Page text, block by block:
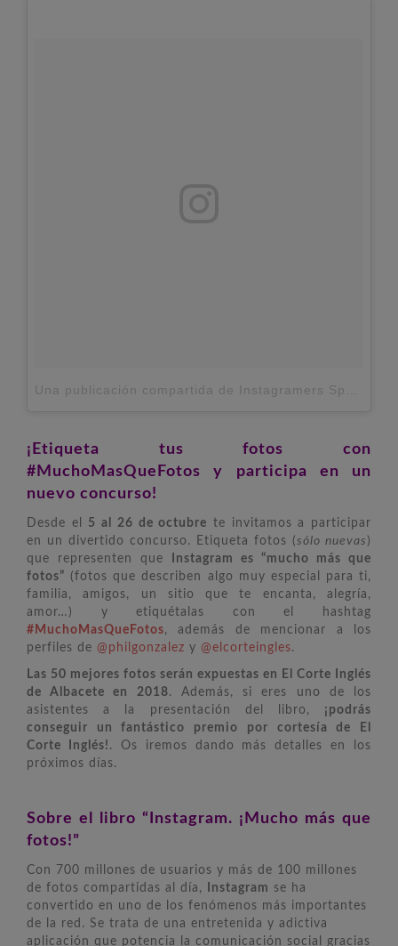
¡Etiqueta tus fotos con
#MuchoMasQueFotos y participa en un
nuevo concurso!
Desde el 5 al 26 de octubre te invitamos a participar
en un divertido concurso. Etiqueta fotos (sólo nuevas )
que representen que
Instagram es “mucho más que
fotos” (fotos que describen algo muy especial para ti,
familia, amigos, un sitio que te encanta, alegría,
amor…) y etiquétalas con el hashtag
#MuchoMasQueFotos, además de mencionar a los
perfiles de @philgonzalez y @elcorteingles.
Las 50 mejores fotos serán expuestas en El Corte Inglés
de Albacete en 2018. Además, si eres uno de los
asistentes a la presentación del libro, ¡podrás
conseguir un fantástico premio por cortesía de El
Corte Inglés! . Os iremos dando más detalles en los
próximos días.
Sobre el libro “Instagram. ¡Mucho más que
fotos!”
Con 700 millones de usuarios y más de 100 millones
de fotos compartidas al día,
Instagram se ha
convertido en uno de los fenómenos más importantes
de la red. Se trata de una entretenida y adictiva
aplicación que potencia la comunicación social gracias